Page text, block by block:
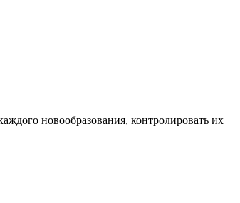
новообразования, контролировать их